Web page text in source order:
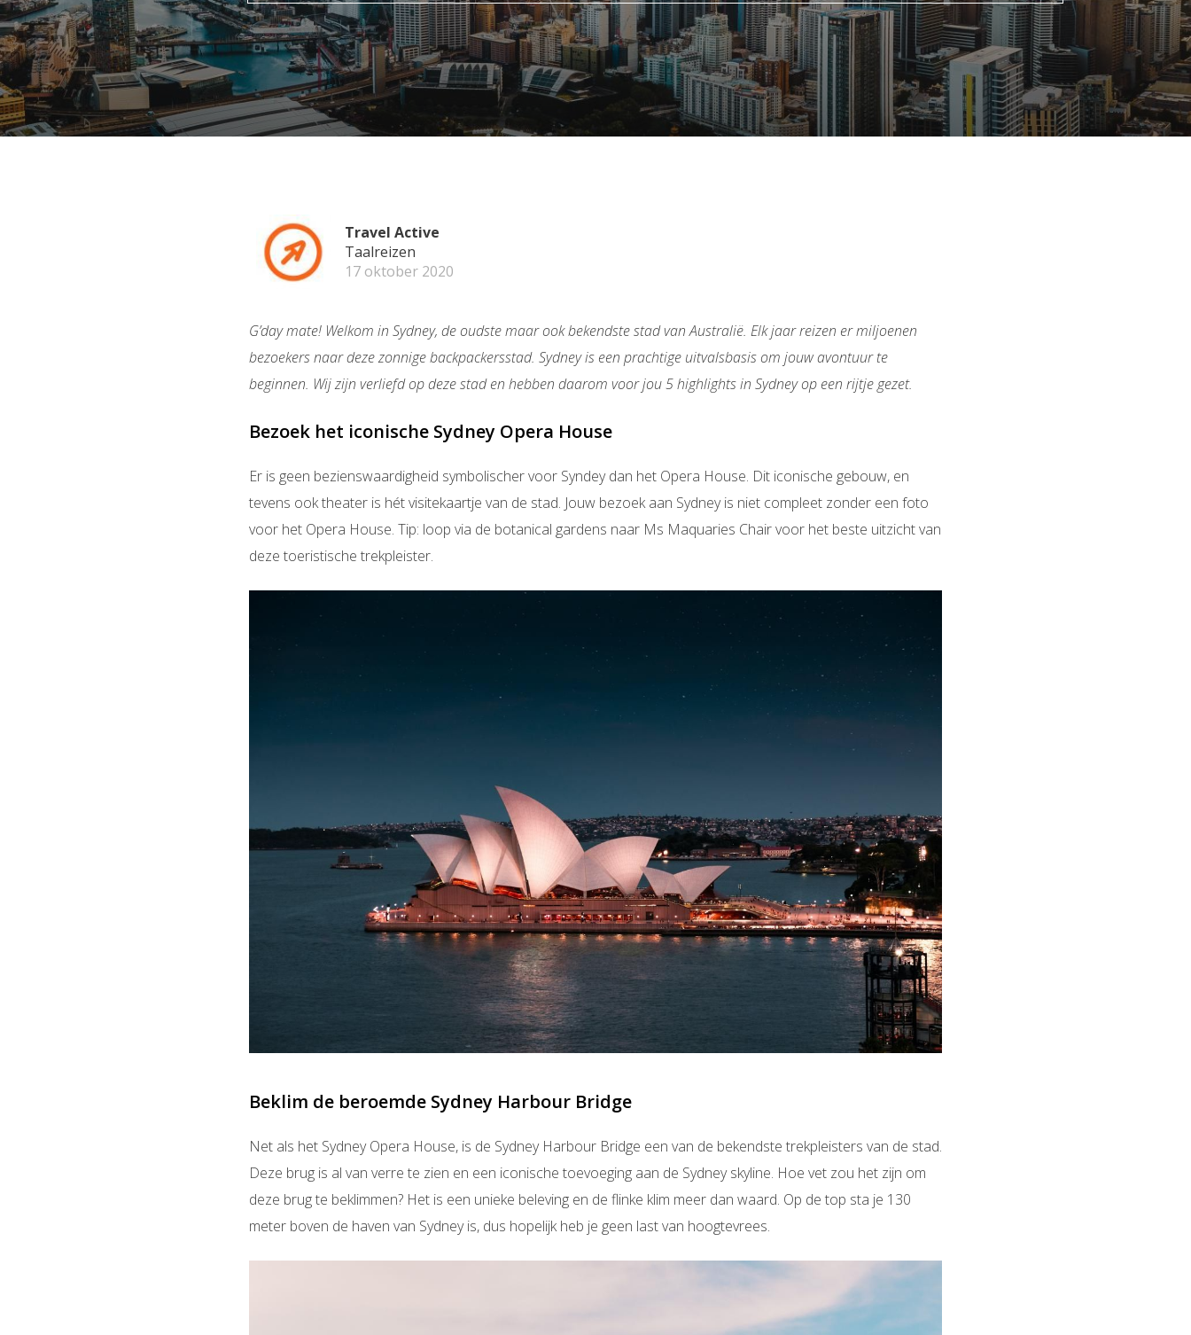
Travel Active
Taalreizen
17 oktober 2020
G’day mate! Welkom in Sydney, de oudste maar ook bekendste stad van Australië. Elk jaar reizen er miljoenen
bezoekers naar deze zonnige backpackersstad. Sydney is een prachtige uitvalsbasis om jouw avontuur te
beginnen. Wij zijn verliefd op deze stad en hebben daarom voor jou 5 highlights in Sydney op een rijtje gezet.
Bezoek het iconische Sydney Opera House
Er is geen bezienswaardigheid symbolischer voor Syndey dan het Opera House. Dit iconische gebouw, en
tevens ook theater is hét visitekaartje van de stad. Jouw bezoek aan Sydney is niet compleet zonder een foto
voor het Opera House. Tip: loop via de botanical gardens naar Ms Maquaries Chair voor het beste uitzicht van
deze toeristische trekpleister.
Beklim de beroemde Sydney Harbour Bridge
Net als het Sydney Opera House, is de Sydney Harbour Bridge een van de bekendste trekpleisters van de stad.
Deze brug is al van verre te zien en een iconische toevoeging aan de Sydney skyline. Hoe vet zou het zijn om
deze brug te beklimmen? Het is een unieke beleving en de flinke klim meer dan waard. Op de top sta je 130
meter boven de haven van Sydney is, dus hopelijk heb je geen last van hoogtevrees.